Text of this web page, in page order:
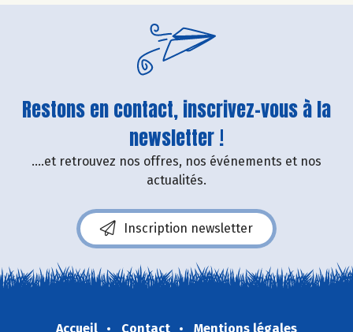
Restons en contact, inscrivez-vous à la
newsletter !
....et retrouvez nos offres, nos événements et nos
actualités.
Inscription newsletter
Accueil Contact
Mentions légales